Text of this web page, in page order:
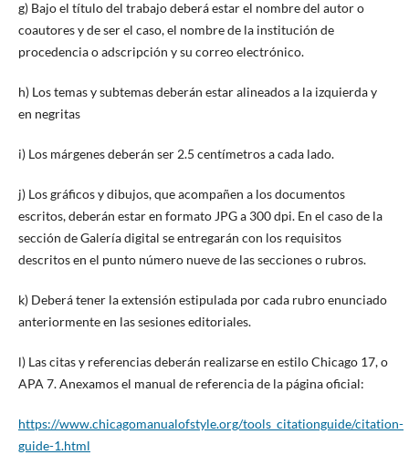
g) Bajo el título del trabajo deberá estar el nombre del autor o
coautores y de ser el caso, el nombre de la institución de
procedencia o adscripción y su correo electrónico.
h) Los temas y subtemas deberán estar alineados a la izquierda y
en negritas
i) Los márgenes deberán ser 2.5 centímetros a cada lado.
j) Los gráficos y dibujos, que acompañen a los documentos
escritos, deberán estar en formato JPG a 300 dpi. En el caso de la
sección de Galería digital se entregarán con los requisitos
descritos en el punto número nueve de las secciones o rubros.
k) Deberá tener la extensión estipulada por cada rubro enunciado
anteriormente en las sesiones editoriales.
l) Las citas y referencias deberán realizarse en estilo Chicago 17, o
APA 7. Anexamos el manual de referencia de la página oficial:
https://www.chicagomanualofstyle.org/tools_citationguide/citation-
guide-1.html